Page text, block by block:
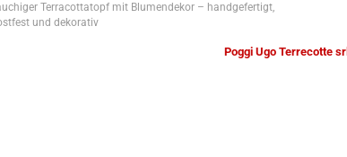
Terracottatopf mit Blumendekor – handgefertigt,
und dekorativ
Poggi Ugo Terrecotte srl